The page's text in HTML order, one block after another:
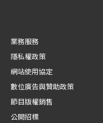
業務服務
隱私權政策
網站使用協定
數位廣告與贊助政策
節目版權銷售
公開招標